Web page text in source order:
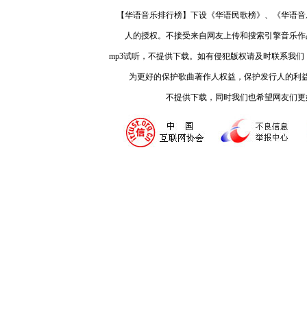
【华语音乐排行榜】下设《华语民歌榜》、《华语
人的授权。不接受来自网友上传和搜索引擎音乐
mp3试听，不提供下载。如有侵犯版权请及时联系我
为更好的保护歌曲著作人权益，保护发行人的
不提供下载，同时我们也希望网友们